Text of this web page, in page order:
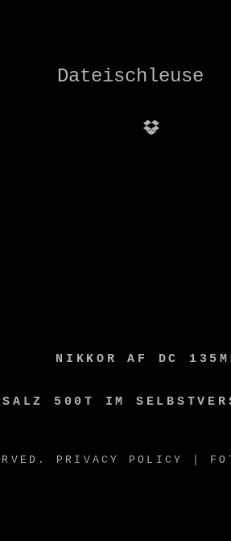
Dateischleuse
Dropbox
NIKKOR AF DC
500T IM
PRIVACY POLICY |